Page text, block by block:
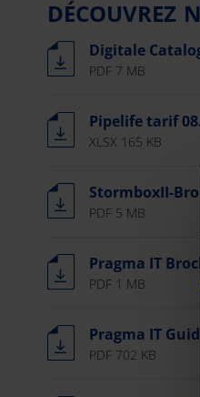
DÉCOUVREZ
Digitale
PDF 7 MB
Pipelife tarif
XLSX 165 KB
StormboxII-
PDF 5 MB
Pragma IT
PDF 1 MB
Pragma IT
PDF 702 KB